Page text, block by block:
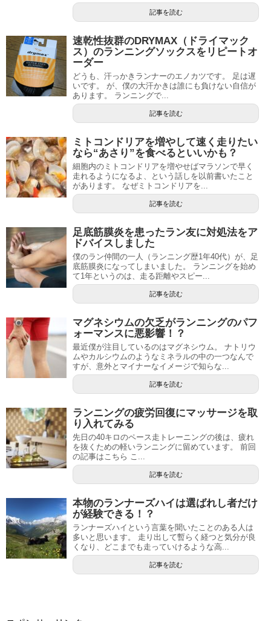
記事を読む
速乾性抜群のDRYMAX（ドライマック
ス）のランニングソックスをリピートオ
ーダー
どうも、汗っかきランナーのエノカツです。 足は遅
いです。 が、僕の大汗かきは誰にも負けない自信が
あります。 ランニングで...
記事を読む
ミトコンドリアを増やして速く走りたい
なら“あさり”を食べるといいかも？
細胞内のミトコンドリアを増やせばマラソンで早く
走れるようになるよ、という話しを以前書いたこと
があります。 なぜミトコンドリアを...
記事を読む
足底筋膜炎を患ったラン友に対処法をア
ドバイスしました
僕のラン仲間の一人（ランニング歴1年40代）が、足
底筋膜炎になってしまいました。 ランニングを始め
て1年というのは、走る距離やスピー...
記事を読む
マグネシウムの欠乏がランニングのパフ
ォーマンスに悪影響！？
最近僕が注目しているのはマグネシウム。 ナトリウ
ムやカルシウムのようなミネラルの中の一つなんで
すが、意外とマイナーなイメージで知らな...
記事を読む
ランニングの疲労回復にマッサージを取
り入れてみる
先日の40キロのペース走トレーニングの後は、疲れ
を抜くための軽いランニングに留めています。 前回
の記事はこちら こ...
記事を読む
本物のランナーズハイは選ばれし者だけ
が経験できる！？
ランナーズハイという言葉を聞いたことのある人は
多いと思います。 走り出して暫らく経つと気分が良
くなり、どこまでも走っていけるような高...
記事を読む